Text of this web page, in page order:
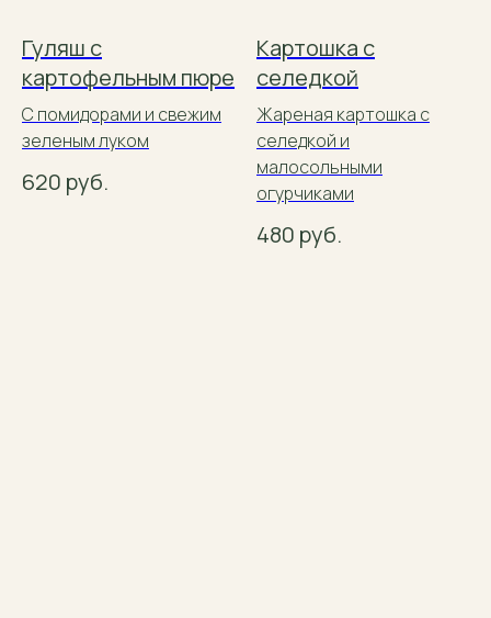
Гуляш с
картофельным пюре
С помидорами и свежим
зеленым луком
620 руб.
Картошка с
селедкой
Жареная картошка с
селедкой и
малосольными
огурчиками
480 руб.